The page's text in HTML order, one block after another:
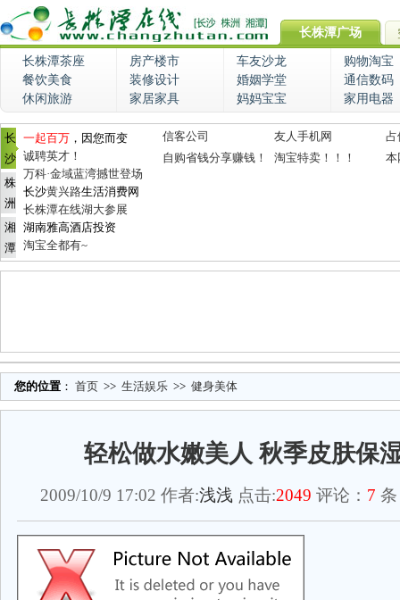
长株潭广场
长株潭茶座 房产楼市 车友沙龙
购物淘宝
餐饮美食
装修设计 婚姻学堂
通信数码
休闲旅游
家居家具 妈妈宝宝 家用电器
长
沙
株
洲
湘
潭
一起百万 ，因您而变
诚聘英才！
万科·金域蓝湾撼世登场
长沙黄兴路生活消费网
长株潭在线湖大参展
湖南雅高酒店投资
淘宝全都有~
信客公司 友人手机网
占
自购省钱分享赚钱！
淘宝特卖！！！ 本
您的位置 ： 首页 >> 生活娱乐 >> 健身美体
轻松做水嫩美人 秋季皮肤保
2009/10/9 17:02 作者:浅浅 点击:2049 评论： 7